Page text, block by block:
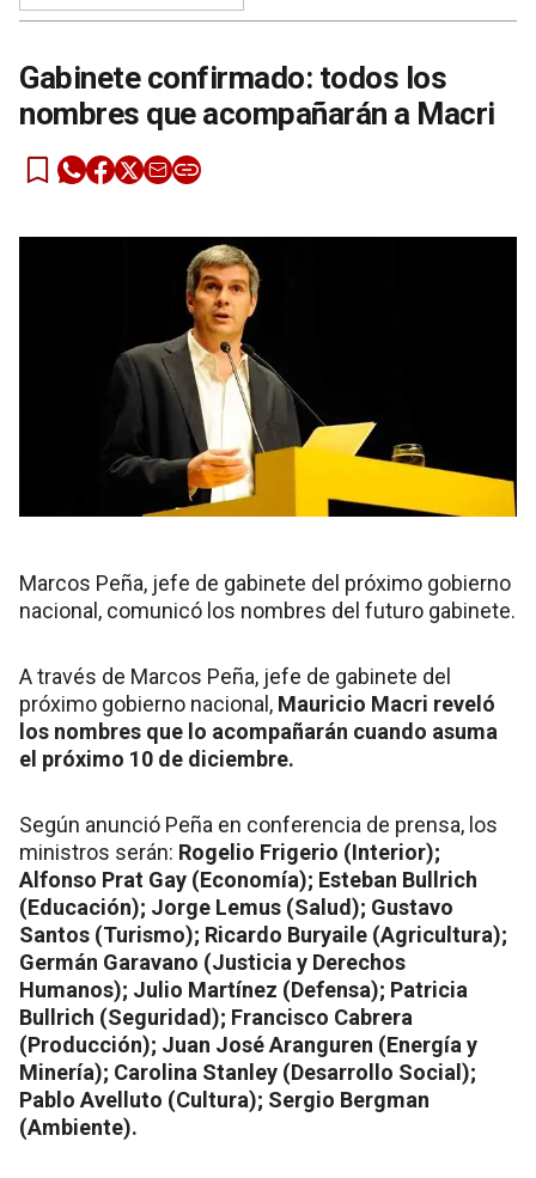
Gabinete confirmado: todos los
nombres que acompañarán a Macri
Marcos Peña, jefe de gabinete del próximo gobierno
nacional, comunicó los nombres del futuro gabinete.
A través de Marcos Peña, jefe de gabinete del
próximo gobierno nacional, Mauricio Macri reveló
los nombres que lo acompañarán cuando asuma
el próximo 10 de diciembre.
Según anunció Peña en conferencia de prensa, los
ministros serán: Rogelio Frigerio (Interior);
Alfonso Prat Gay (Economía); Esteban Bullrich
(Educación); Jorge Lemus (Salud); Gustavo
Santos (Turismo); Ricardo Buryaile (Agricultura);
Germán Garavano (Justicia y Derechos
Humanos); Julio Martínez (Defensa); Patricia
Bullrich (Seguridad); Francisco Cabrera
(Producción); Juan José Aranguren (Energía y
Minería); Carolina Stanley (Desarrollo Social);
Pablo Avelluto (Cultura); Sergio Bergman
(Ambiente).